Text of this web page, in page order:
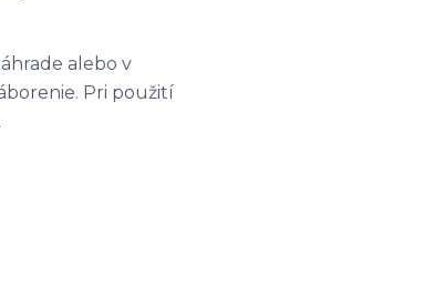
alebo v
Pri použití